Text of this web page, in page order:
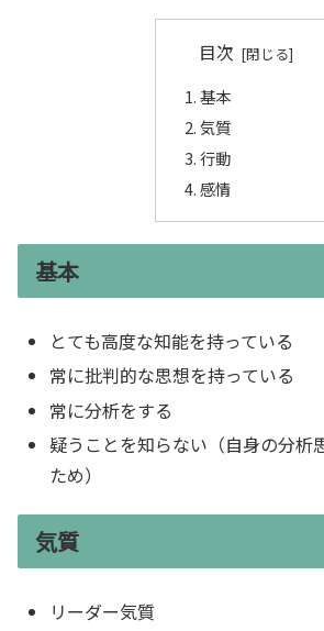
目次
基本
気質
行動
感情
基本
とても高度な知能を持っている
常に批判的な思想を持っている
常に分析をする
疑うことを知らない（自身の分析
ため）
気質
リーダー気質